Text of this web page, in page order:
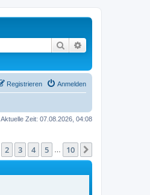
Suche
Anmelden
Registrieren
Aktuelle Zeit: 07.08.2026, 04:08
von10
2 3 4 5 10